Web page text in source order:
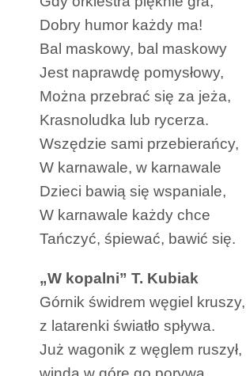
Dobry humor każdy ma!
Bal maskowy, bal maskowy
Jest naprawdę pomysłowy,
Można przebrać się za jeża,
Krasnoludka lub rycerza.
Wszędzie sami przebierańcy,
W karnawale, w karnawale
Dzieci bawią się wspaniale,
W karnawale każdy chce
Tańczyć, śpiewać, bawić się.
„W kopalni” T. Kubiak
Górnik świdrem węgiel kruszy,
z latarenki światło spływa.
Już wagonik z węglem ruszył,